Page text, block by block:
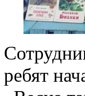
ребят